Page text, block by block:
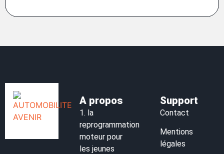
A propos
1. la
reprogrammation
moteur pour
les jeunes
Support
Contact
Mentions
légales